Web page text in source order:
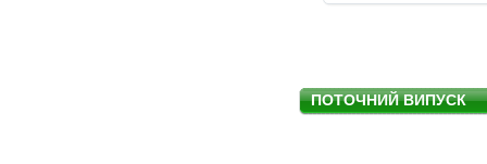
ПОТОЧНИЙ ВИПУСК